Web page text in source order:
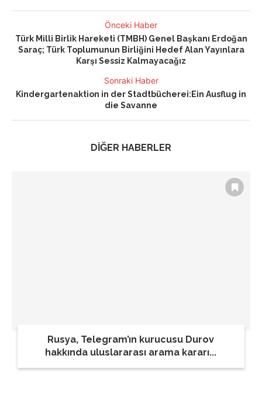
Önceki Haber
Türk Milli Birlik Hareketi (TMBH) Genel Başkanı Erdoğan
Saraç; Türk Toplumunun Birliğini Hedef Alan Yayınlara
Karşı Sessiz Kalmayacağız
Sonraki Haber
Kindergartenaktion in der Stadtbücherei:Ein Ausflug in
die Savanne
DİĞER HABERLER
Rusya, Telegram’ın kurucusu Durov
hakkında uluslararası arama kararı...